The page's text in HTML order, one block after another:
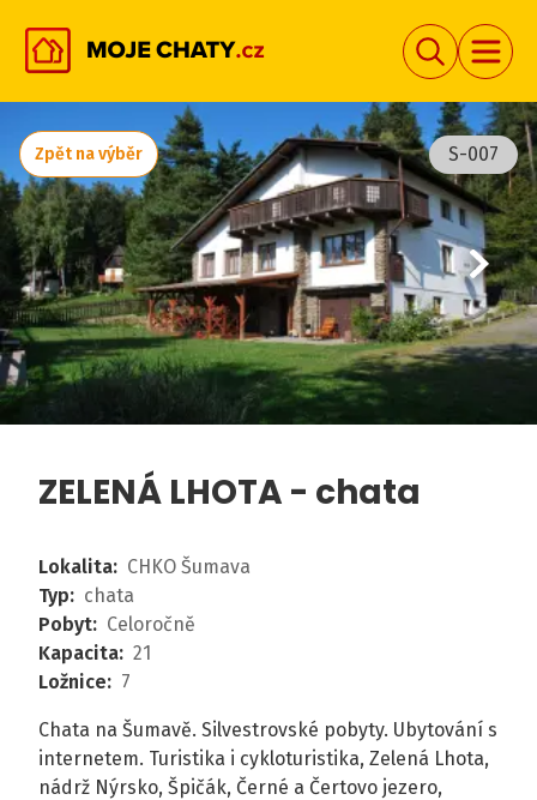
ZELENÁ LHOTA - chata
Lokalita: CHKO Šumava
Typ: chata
Pobyt: Celoročně
Kapacita: 21
Ložnice: 7
Chata na Šumavě. Silvestrovské pobyty. Ubytování s
internetem. Turistika i cykloturistika, Zelená Lhota,
nádrž Nýrsko, Špičák, Černé a Čertovo jezero,
Zpět na výběr S-007